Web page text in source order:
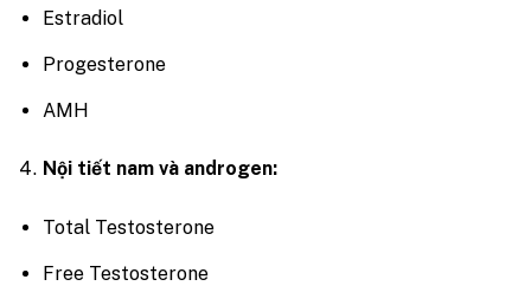
Estradiol
Progesterone
AMH
Nội tiết nam và androgen:
Total Testosterone
Free Testosterone